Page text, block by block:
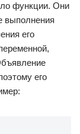
функции. Они
выполнения
его
его